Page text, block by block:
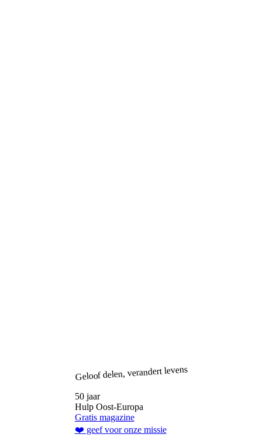
Geloof delen, verandert levens
50 jaar
Hulp Oost-Europa
Gratis magazine
❤️ geef voor onze missie